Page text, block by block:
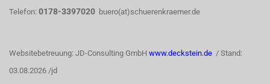
Telefon: 0178-3397020 buero(at)schuerenkraemer.de
Websitebetreuung: JD-Consulting GmbH www.deckstein.de / Stand:
03.08.2026 /jd